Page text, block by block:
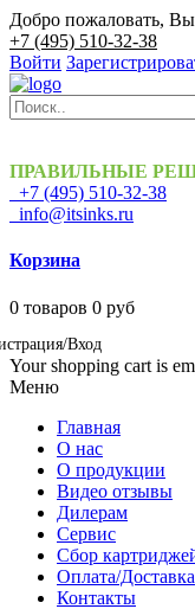
Добро пожаловать,
+7 (495) 510-32-38
Войти
ПРАВИЛЬНЫЕ
+7 (495) 510-32-38
info@itsinks.ru
Корзина
0 товаров 0 руб
Вход
Your shopping cart is
Меню
Главная
О нас
О продукции
Видео отзывы
Дилерам
Сервис
Сбор
Оплата/Доставка
Контакты